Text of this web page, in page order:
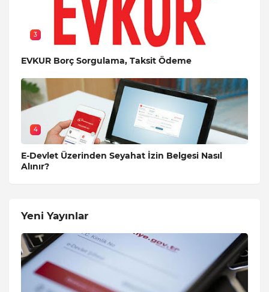
3
EVKUR Borç Sorgulama, Taksit Ödeme
4
E-Devlet Üzerinden Seyahat İzin Belgesi Nasıl
Alınır?
Yeni Yayınlar